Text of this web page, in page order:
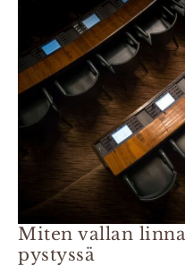
Miten vallan
pystyssä